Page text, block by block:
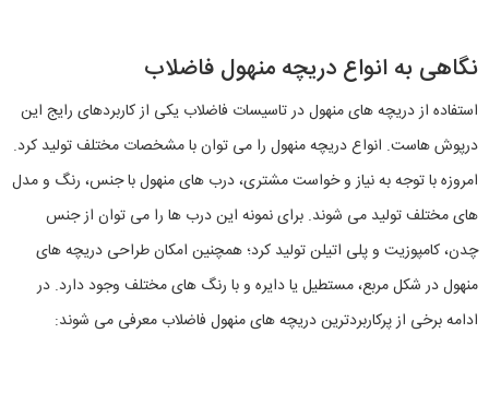
نگاهی به انواع دریچه منهول فاضلاب
استفاده از دریچه های منهول در تاسیسات فاضلاب یکی از کاربردهای رایج این
درپوش هاست. انواع دریچه منهول را می توان با مشخصات مختلف تولید کرد.
امروزه با توجه به نیاز و خواست مشتری، درب های منهول با جنس، رنگ و مدل
های مختلف تولید می شوند. برای نمونه این درب ها را می توان از جنس
چدن، کامپوزیت و پلی اتیلن تولید کرد؛ همچنین امکان طراحی دریچه های
منهول در شکل مربع، مستطیل یا دایره و با رنگ های مختلف وجود دارد. در
ادامه برخی از پرکاربردترین دریچه های منهول فاضلاب معرفی می‌ شوند: